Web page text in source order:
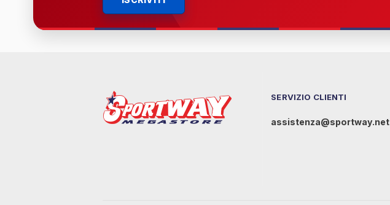
SERVIZIO CLIENTI
assistenza@sportway.net